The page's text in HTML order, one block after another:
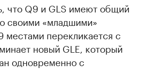
что Q9 и GLS имеют общий
своими «младшими»
перекликается с
новый GLE, который
одновременно с